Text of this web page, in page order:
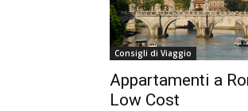
Consigli di Viaggio
Appartamenti a
Low Cost